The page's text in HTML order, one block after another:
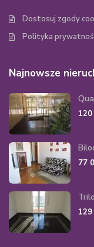
Dostosuj zgody
Polityka
Najnowsze
77